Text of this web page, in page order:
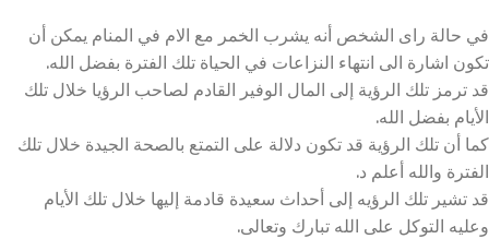
في حالة راى الشخص أنه يشرب الخمر مع الام في المنام يمكن أن
تكون اشارة الى انتهاء النزاعات في الحياة تلك الفترة بفضل الله.
قد ترمز تلك الرؤية إلى المال الوفير القادم لصاحب الرؤيا خلال تلك
الأيام بفضل الله.
كما أن تلك الرؤية قد تكون دلالة على التمتع بالصحة الجيدة خلال تلك
الفترة والله أعلم د.
قد تشير تلك الرؤيه إلى أحداث سعيدة قادمة إليها خلال تلك الأيام
وعليه التوكل على الله تبارك وتعالى.